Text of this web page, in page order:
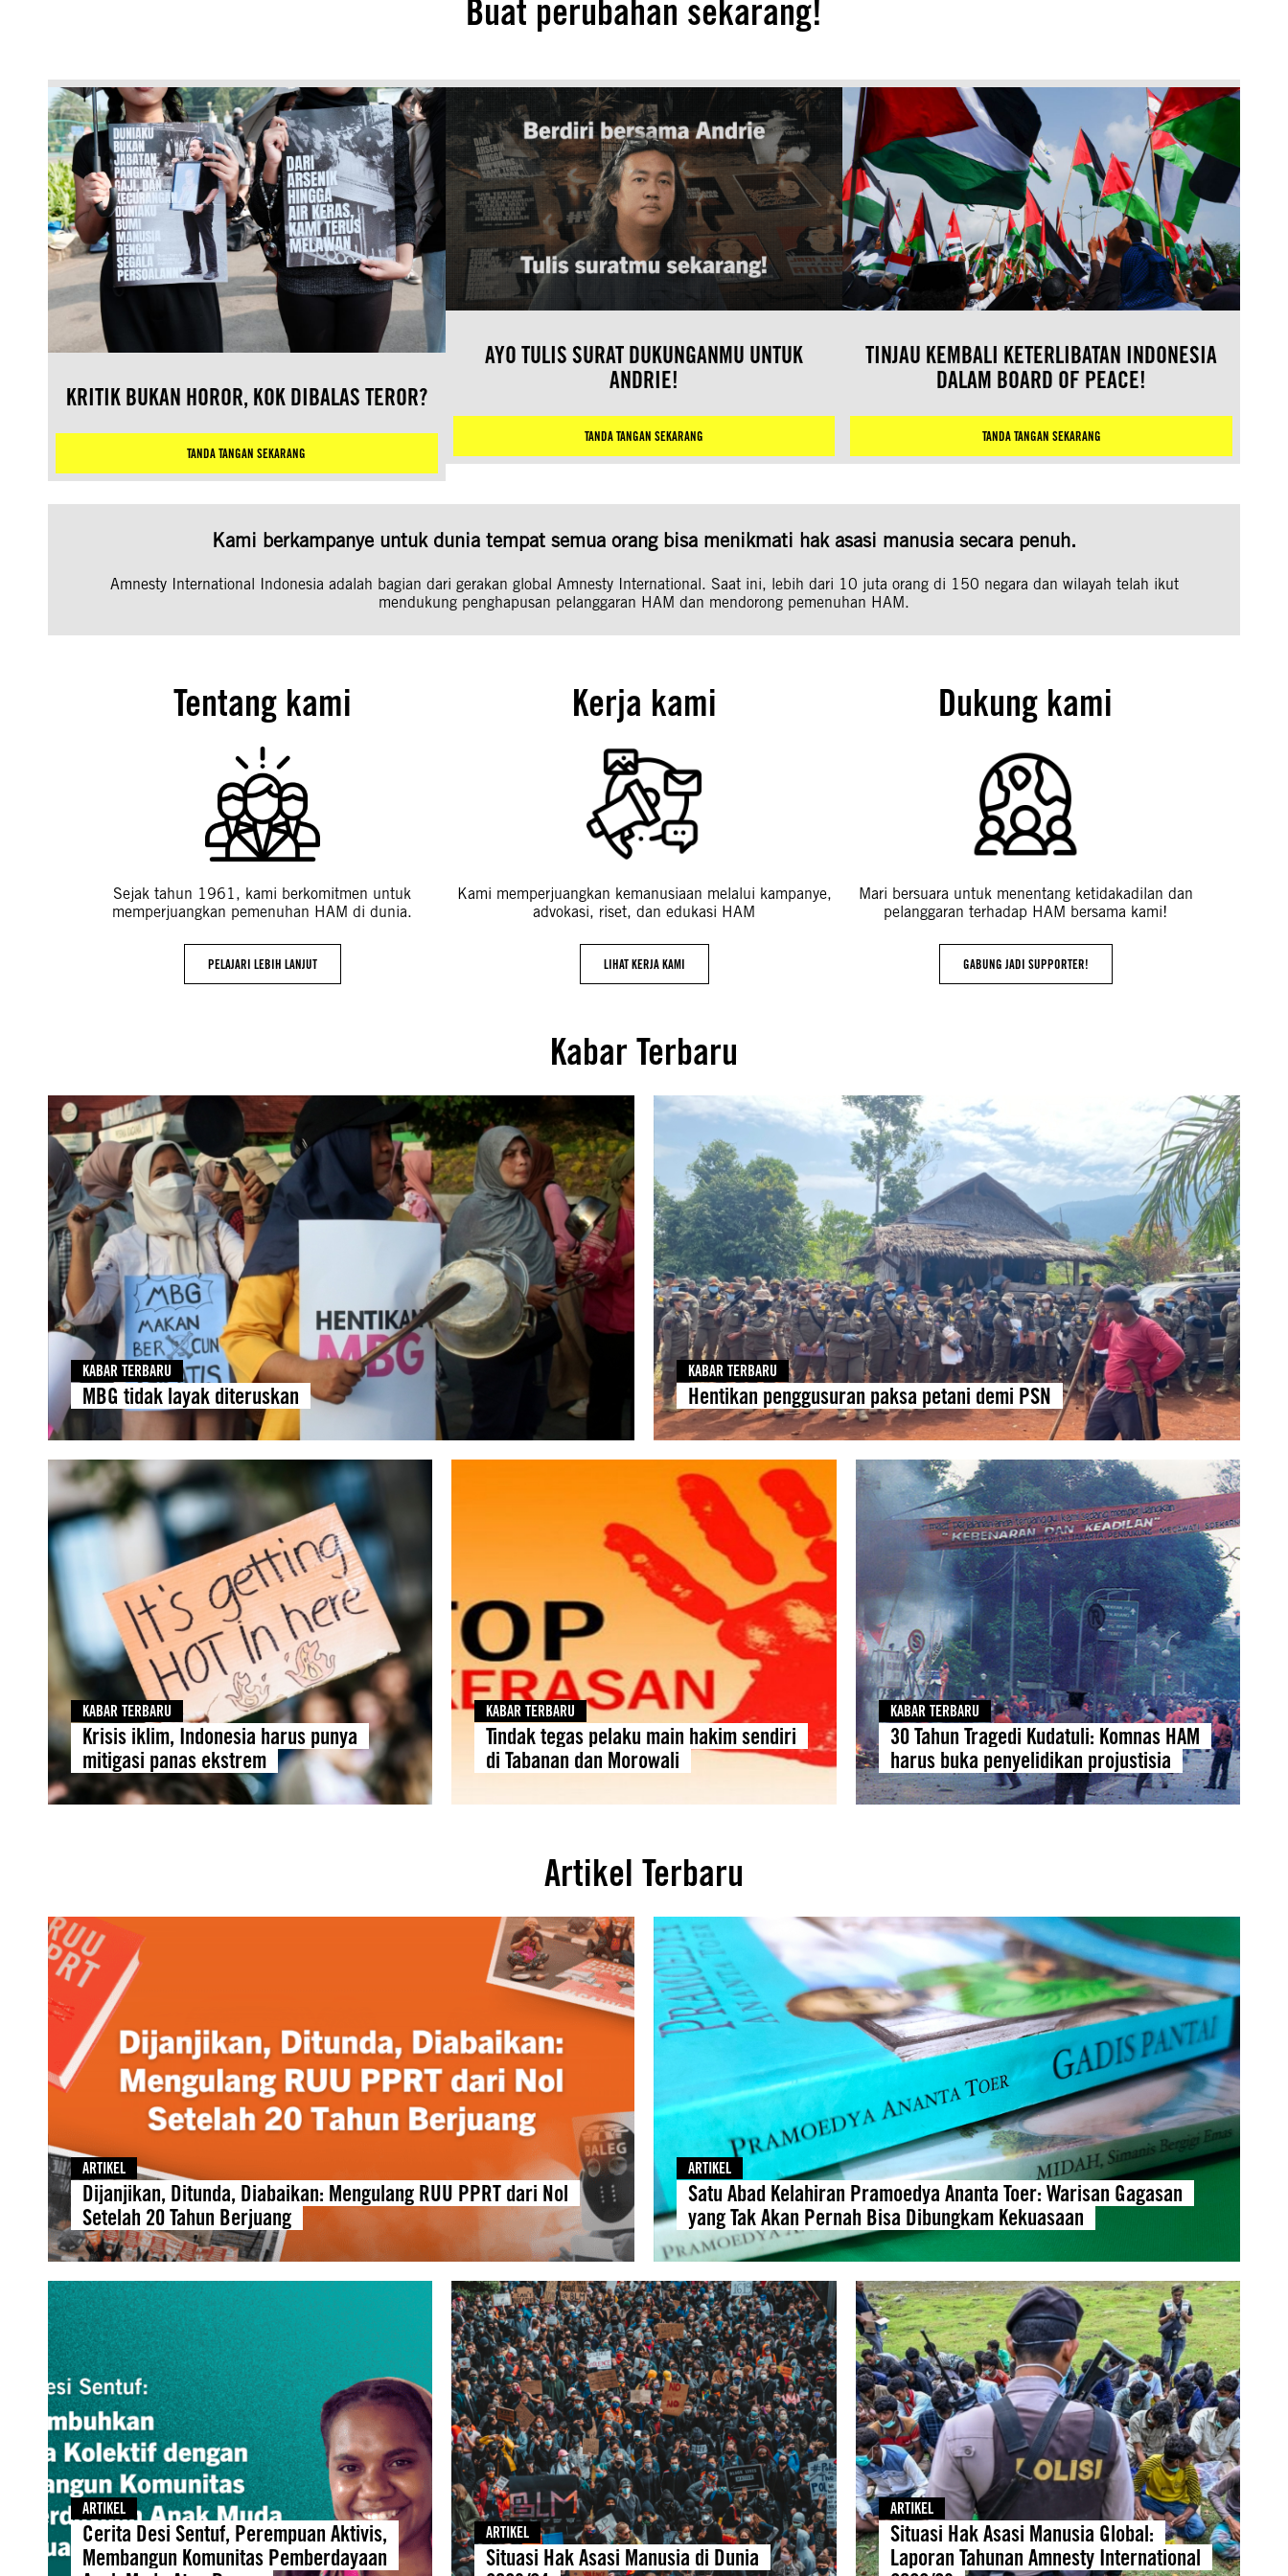
Buat perubahan sekarang!
KRITIK BUKAN HOROR, KOK DIBALAS TEROR?
TANDA TANGAN SEKARANG
AYO TULIS SURAT DUKUNGANMU UNTUK
ANDRIE!
TANDA TANGAN SEKARANG
TINJAU KEMBALI KETERLIBATAN INDONESIA
DALAM BOARD OF PEACE!
TANDA TANGAN SEKARANG
Kami berkampanye untuk dunia tempat semua orang bisa menikmati hak asasi manusia secara penuh.
Amnesty International Indonesia adalah bagian dari gerakan global Amnesty International. Saat ini, lebih dari 10 juta orang di 150 negara dan wilayah telah ikut
mendukung penghapusan pelanggaran HAM dan mendorong pemenuhan HAM.
Tentang kami
Sejak tahun 1961, kami berkomitmen untuk
memperjuangkan pemenuhan HAM di dunia.
PELAJARI LEBIH LANJUT
Kerja kami
Kami memperjuangkan kemanusiaan melalui kampanye,
advokasi, riset, dan edukasi HAM
LIHAT KERJA KAMI
Dukung kami
Mari bersuara untuk menentang ketidakadilan dan
pelanggaran terhadap HAM bersama kami!
GABUNG JADI SUPPORTER!
Kabar Terbaru
KABAR TERBARU
MBG tidak layak diteruskan
KABAR TERBARU
Hentikan penggusuran paksa petani demi PSN
KABAR TERBARU
Krisis iklim, Indonesia harus punya
mitigasi panas ekstrem
KABAR TERBARU
Tindak tegas pelaku main hakim sendiri
di Tabanan dan Morowali
KABAR TERBARU
30 Tahun Tragedi Kudatuli: Komnas HAM
harus buka penyelidikan projustisia
Artikel Terbaru
ARTIKEL
Dijanjikan, Ditunda, Diabaikan: Mengulang RUU PPRT dari Nol
Setelah 20 Tahun Berjuang
ARTIKEL
Satu Abad Kelahiran Pramoedya Ananta Toer: Warisan Gagasan
yang Tak Akan Pernah Bisa Dibungkam Kekuasaan
ARTIKEL
Cerita Desi Sentuf, Perempuan Aktivis,
Membangun Komunitas Pemberdayaan
ARTIKEL
Situasi Hak Asasi Manusia di Dunia
ARTIKEL
Situasi Hak Asasi Manusia Global:
Laporan Tahunan Amnesty International